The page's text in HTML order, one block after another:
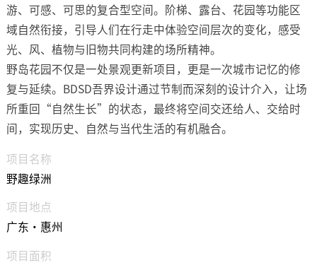
游、可感、可思的复合型空间。阶梯、露台、花园等功能区
域自然衔接，引导人们在行走中体验空间层次的变化，感受
光、风、植物与旧物共同构建的场所精神。
野岛花园不仅是一处景观更新项目，更是一次城市记忆的修
复与延续。BDSD吾界设计通过节制而深刻的设计介入，让场
所重回“自然生长”的状态，最终将空间交还给人、交给时
间，实现历史、自然与当代生活的有机融合。
项目名称
野趣绿洲
项目地点
广东·惠州
项目面积